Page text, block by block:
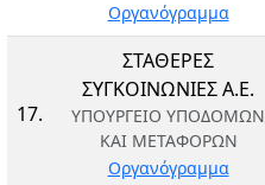
Οργανόγραμμα
17.
ΣΤΑΘΕΡΕΣ
ΣΥΓΚΟΙΝΩΝΙΕΣ Α.Ε.
ΥΠΟΥΡΓΕΙΟ ΥΠΟΔΟΜΩΝ
ΚΑΙ ΜΕΤΑΦΟΡΩΝ
Οργανόγραμμα